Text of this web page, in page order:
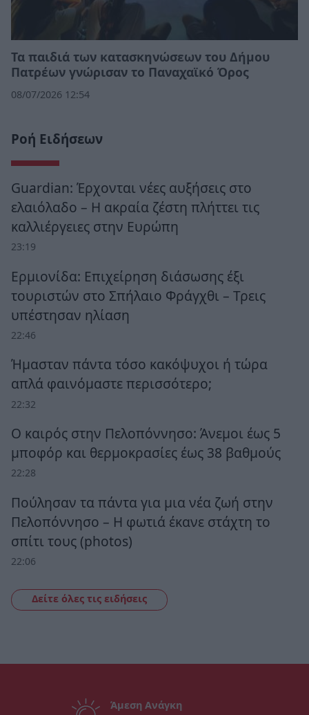
Τα παιδιά των κατασκηνώσεων του Δήμου
Πατρέων γνώρισαν το Παναχαϊκό Όρος
08/07/2026 12:54
Ροή Ειδήσεων
Guardian: Έρχονται νέες αυξήσεις στο
ελαιόλαδο – Η ακραία ζέστη πλήττει τις
καλλιέργειες στην Ευρώπη
23:19
Ερμιονίδα: Επιχείρηση διάσωσης έξι
τουριστών στο Σπήλαιο Φράγχθι – Τρεις
υπέστησαν ηλίαση
22:46
Ήμασταν πάντα τόσο κακόψυχοι ή τώρα
απλά φαινόμαστε περισσότερο;
22:32
Ο καιρός στην Πελοπόννησο: Άνεμοι έως 5
μποφόρ και θερμοκρασίες έως 38 βαθμούς
22:28
Πούλησαν τα πάντα για μια νέα ζωή στην
Πελοπόννησο – Η φωτιά έκανε στάχτη το
σπίτι τους (photos)
22:06
Δείτε όλες τις ειδήσεις
Άμεση Ανάγκη